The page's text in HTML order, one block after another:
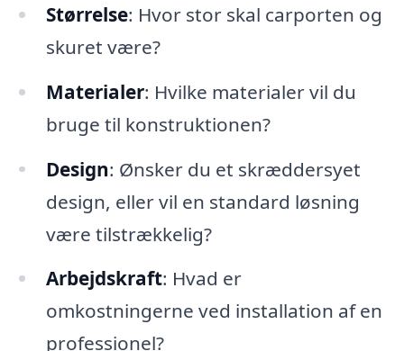
Størrelse: Hvor stor skal carporten og
skuret være?
Materialer: Hvilke materialer vil du
bruge til konstruktionen?
Design: Ønsker du et skræddersyet
design, eller vil en standard løsning
være tilstrækkelig?
Arbejdskraft: Hvad er
omkostningerne ved installation af en
professionel?